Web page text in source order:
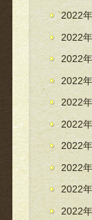
2022
2022
2022
2022
2022
2022
2022
2022
2022
2022